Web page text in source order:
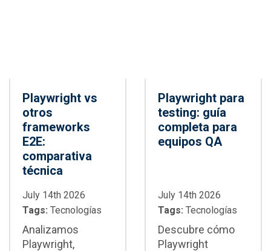
Playwright vs
otros
frameworks
E2E:
comparativa
técnica
July 14th 2026
Tags: Tecnologías
Analizamos
Playwright,
Playwright para
testing: guía
completa para
equipos QA
July 14th 2026
Tags: Tecnologías
Descubre cómo
Playwright